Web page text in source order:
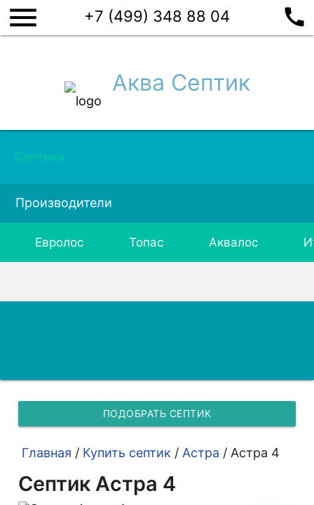
menu +7 (499) 348 88 04 call
Аква Септик
Септики
Производители
Евролос Топас Аквалос
ПОДОБРАТЬ СЕПТИК
Главная / Купить септик / Астра / Астра 4
Септик Астра 4